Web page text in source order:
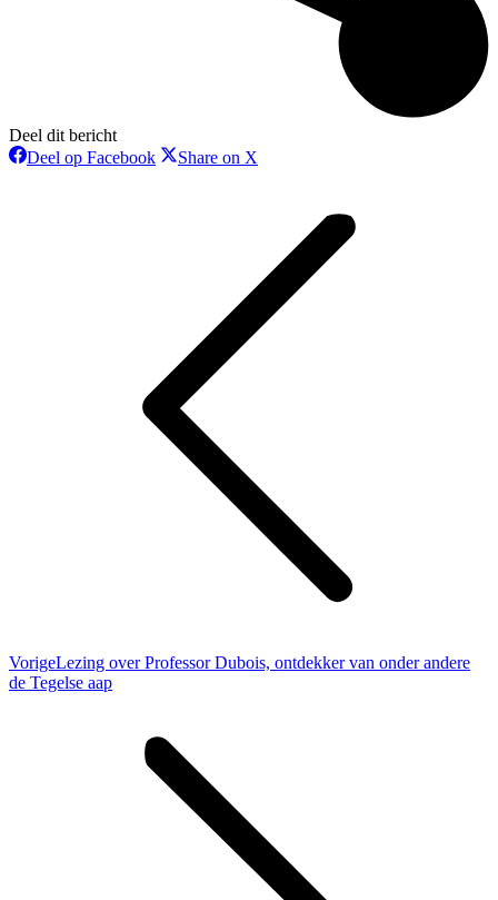
Deel dit bericht
Deel op FacebookDeelShare on X
VorigeVorig
bericht
Lezing over Professor Dubois, ontdekker van onder andere
de Tegelse aap